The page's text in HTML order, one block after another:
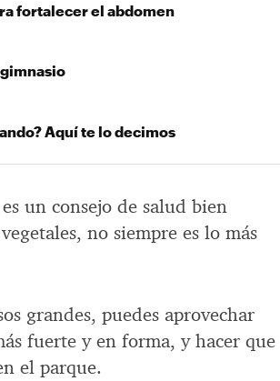
un consejo de salud bien
no siempre es lo más
grandes, puedes aprovechar
fuerte y en forma, y hacer que
el parque.
fortalecer el abdomen
Aquí te lo decimos